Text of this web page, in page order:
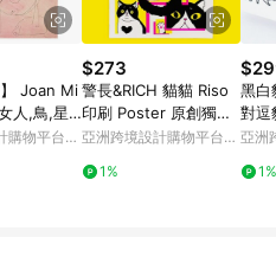
成訂單，不符合導購資格；承
過 LINE 購物前往 Pinkoi 頁
】 Joan Mi
人,鳥,星
購物平台
$273
警長&RICH 貓貓 Riso
印刷 Poster 原創獨立
海報
亞洲跨境設計購物平台
1%
黑白
對逗
貼紙
亞洲
1%